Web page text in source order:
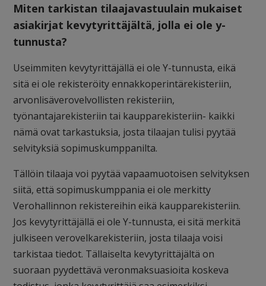
Miten tarkistan tilaajavastuulain mukaiset
asiakirjat kevytyrittäjältä, jolla ei ole y-
tunnusta?
Useimmiten kevytyrittäjällä ei ole Y-tunnusta, eikä
sitä ei ole rekisteröity ennakkoperintärekisteriin,
arvonlisäverovelvollisten rekisteriin,
työnantajarekisteriin tai kaupparekisteriin- kaikki
nämä ovat tarkastuksia, josta tilaajan tulisi pyytää
selvityksiä sopimuskumppanilta.
Tällöin tilaaja voi pyytää vapaamuotoisen selvityksen
siitä, että sopimuskumppania ei ole merkitty
Verohallinnon rekistereihin eikä kaupparekisteriin.
Jos kevytyrittäjällä ei ole Y-tunnusta, ei sitä merkitä
julkiseen verovelkarekisteriin, josta tilaaja voisi
tarkistaa tiedot. Tällaiselta kevytyrittäjältä on
suoraan pyydettävä veronmaksuasioita koskeva